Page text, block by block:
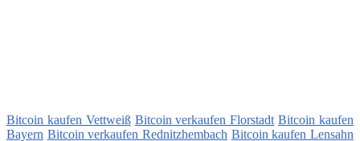
Bitcoin kaufen Vettweiß Bitcoin verkaufen Florstadt Bitcoin kaufen
Bayern Bitcoin verkaufen Rednitzhembach Bitcoin kaufen Lensahn